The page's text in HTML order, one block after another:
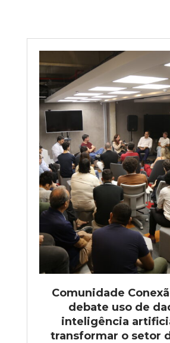
Comunidade
debate uso de
inteligência
transformar o setor